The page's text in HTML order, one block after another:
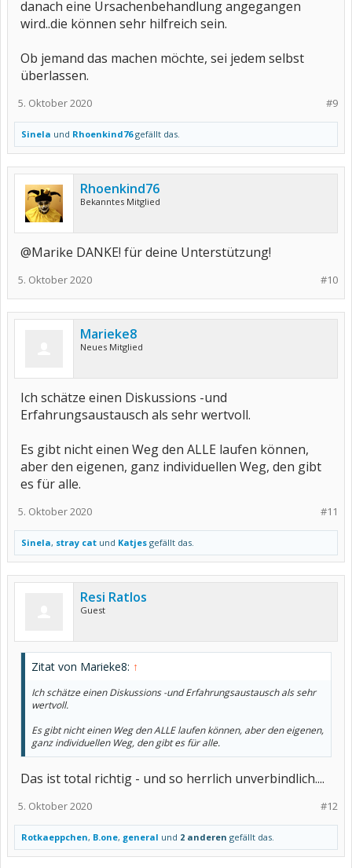
danach eine Ursachenbehandlung angegangen
wird..die können sehr hilfreich sein.
Ob jemand das machen möchte, sei jedem selbst
überlassen.
#9
5. Oktober 2020
Sinela und Rhoenkind76gefällt das.
Rhoenkind76
Bekanntes Mitglied
@Marike DANKE! für deine Unterstützung!
#10
5. Oktober 2020
Marieke8
Neues Mitglied
Ich schätze einen Diskussions -und
Erfahrungsaustausch als sehr wertvoll.
Es gibt nicht einen Weg den ALLE laufen können,
aber den eigenen, ganz individuellen Weg, den gibt
es für alle.
#11
5. Oktober 2020
Sinela, stray cat und Katjes gefällt das.
Resi Ratlos
Guest
Zitat von Marieke8: ↑
Ich schätze einen Diskussions -und Erfahrungsaustausch als sehr
wertvoll.
Es gibt nicht einen Weg den ALLE laufen können, aber den eigenen,
ganz individuellen Weg, den gibt es für alle.
Das ist total richtig - und so herrlich unverbindlich....
#12
5. Oktober 2020
Rotkaeppchen, B.one, general und 2 anderen gefällt das.